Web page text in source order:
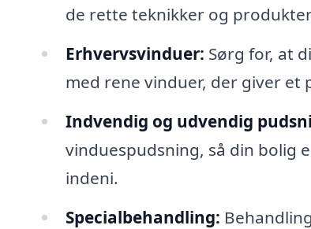
de rette teknikker og
Erhvervsvinduer: Sørg for, at
med rene vinduer, der giver et
Indvendig og udvendig
vinduespudsning, så din bolig
indeni.
Specialbehandling: